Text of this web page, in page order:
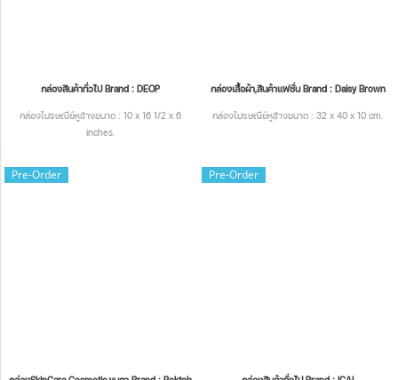
กล่องสินค้าทั่วไป Brand : DEOP
กล่องไปรษณีย์หูช้างขนาด : 10 x 16 1/2 x 6
inches.
กล่องเสื้อผ้า,สินค้าแฟชั่น Brand : Daisy Brown
กล่องไปรษณีย์หูช้างขนาด : 32 x 40 x 10 cm.
Pre-Order Pre-Order